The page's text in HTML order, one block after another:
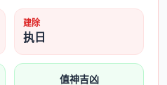
建除
执日
值神吉凶